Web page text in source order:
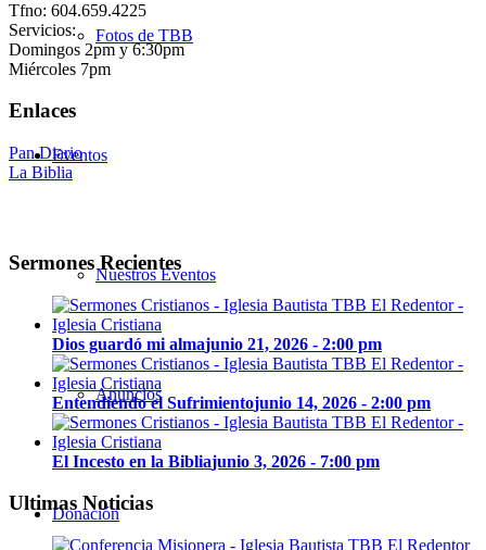
Fotos de TBB
Eventos
Nuestros Eventos
Anuncios
Donación
Tfno: 604.659.4225
Servicios:
Domingos 2pm y 6:30pm
Miércoles 7pm
Enlaces
Pan Diario
La Biblia
Sermones Recientes
Dios guardó mi almajunio 21, 2026 - 2:00 pm
Entendiendo el Sufrimientojunio 14, 2026 - 2:00 pm
El Incesto en la Bibliajunio 3, 2026 - 7:00 pm
Ultimas Noticias